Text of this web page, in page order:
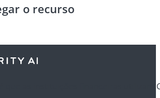
o recurso
é que as instituições financeiras